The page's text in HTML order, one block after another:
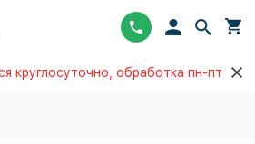
круглосуточно, обработка пн-пт